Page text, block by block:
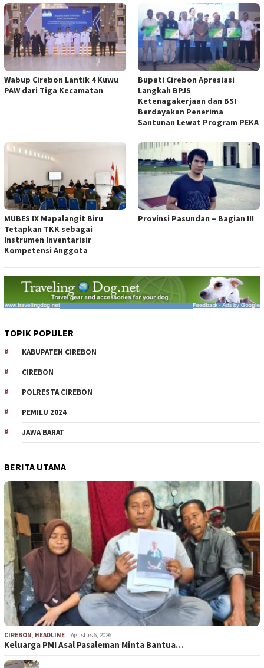
Wabup Cirebon Lantik 4 Kuwu
PAW dari Tiga Kecamatan
Bupati Cirebon Apresiasi
Langkah BPJS
Ketenagakerjaan dan BSI
Berdayakan Penerima
Santunan Lewat Program PEKA
MUBES IX Mapalangit Biru
Tetapkan TKK sebagai
Instrumen Inventarisir
Kompetensi Anggota
Provinsi Pasundan – Bagian III
TOPIK POPULER
KABUPATEN CIREBON
CIREBON
POLRESTA CIREBON
PEMILU 2024
JAWA BARAT
BERITA UTAMA
CIREBON, HEADLINE Agustus 6, 2026
Keluarga PMI Asal Pasaleman Minta Bantua…